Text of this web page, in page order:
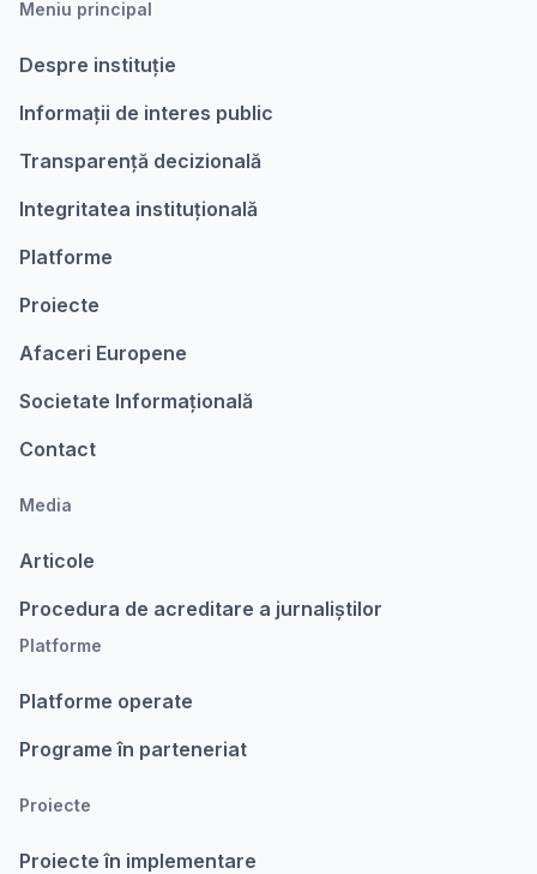
Meniu principal
Despre instituție
Informații de interes public
Transparență decizională
Integritatea instituțională
Platforme
Proiecte
Afaceri Europene
Societate Informațională
Contact
Media
Articole
Procedura de acreditare a jurnaliștilor
Platforme
Platforme operate
Programe în parteneriat
Proiecte
Proiecte în implementare